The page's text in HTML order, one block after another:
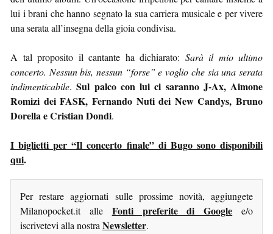
lui i brani che hanno segnato la sua carriera musicale e per vivere
una serata all’insegna della gioia condivisa.
A tal proposito il cantante ha dichiarato: Sarà il mio ultimo
concerto. Nessun bis, nessun “forse” e voglio che sia una serata
indimenticabile.Sul palco con lui ci saranno J-Ax, Aimone
Romizi dei FASK, ⁠Fernando Nuti dei New Candys, Bruno
Dorella e Cristian Dondi.
I biglietti per “Il concerto finale” di Bugo sono disponibili
qui.
Per restare aggiornati sulle prossime novità, aggiungete
Milanopocket.it alle Fonti preferite di Google e/o
iscrivetevi alla nostra Newsletter.